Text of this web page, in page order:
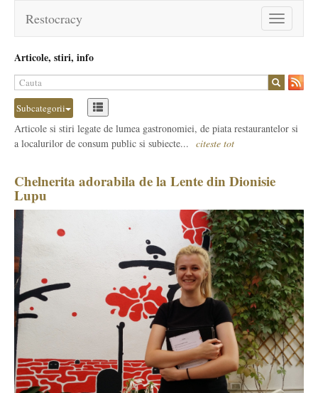
Toggle
navigation
Restocracy
Articole, stiri, info
Subcategorii
Articole si stiri legate de lumea gastronomiei, de piata restaurantelor si
a localurilor de consum public si subiecte... citeste tot
Chelnerita adorabila de la Lente din Dionisie
Lupu